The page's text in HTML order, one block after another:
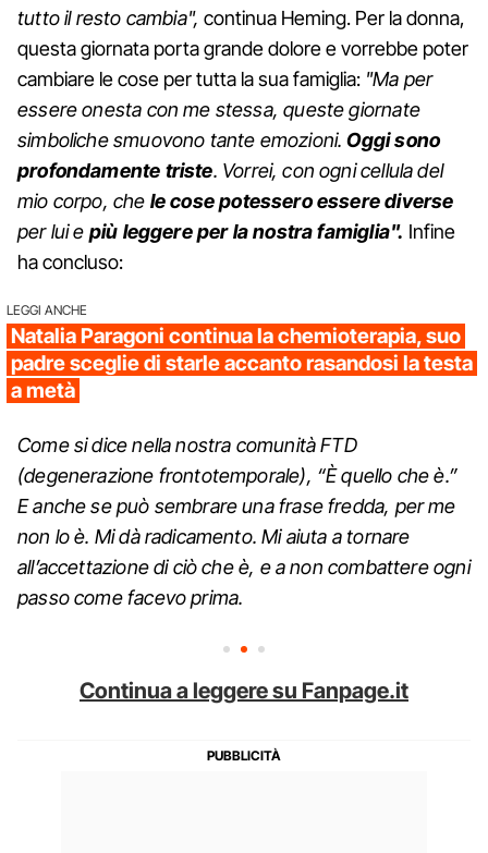
tutto il resto cambia", continua Heming. Per la donna,
questa giornata porta grande dolore e vorrebbe poter
cambiare le cose per tutta la sua famiglia: "Ma per
essere onesta con me stessa, queste giornate
simboliche smuovono tante emozioni.Oggi sono
profondamente triste. Vorrei, con ogni cellula del
mio corpo, che le cose potessero essere diverse
per lui e più leggere per la nostra famiglia". Infine
ha concluso:
LEGGI ANCHE
Natalia Paragoni continua la chemioterapia, suo
padre sceglie di starle accanto rasandosi la testa
a metà
Come si dice nella nostra comunità FTD
(degenerazione frontotemporale), “È quello che è.”
E anche se può sembrare una frase fredda, per me
non lo è. Mi dà radicamento. Mi aiuta a tornare
all’accettazione di ciò che è, e a non combattere ogni
passo come facevo prima.
Continua a leggere su Fanpage.it